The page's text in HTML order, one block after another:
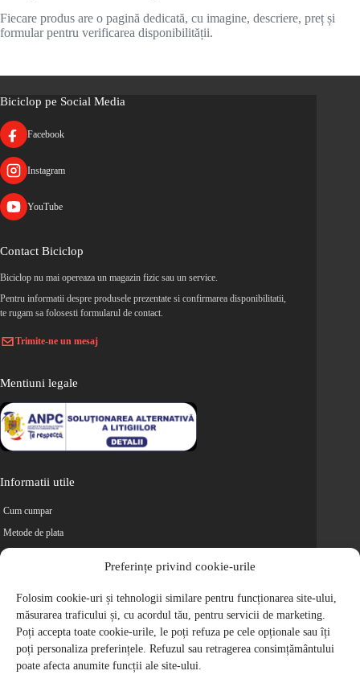
Preferințe privind cookie-urile
Folosim cookie-uri și tehnologii similare pentru funcționarea site-ului,
măsurarea traficului și, cu acordul tău, pentru servicii de marketing.
Poți accepta toate cookie-urile, le poți refuza pe cele opționale sau îți
poți personaliza preferințele. Refuzul sau retragerea consimțământului
poate afecta anumite funcții ale site-ului.
Fiecare produs are o pagină dedicată, cu imagine, descriere, preț și
formular pentru verificarea disponibilității.
Biciclop pe Social Media
Facebook
Instagram
YouTube
Contact Biciclop
Biciclop nu mai opereaza un magazin fizic sau un service.
Pentru informatii despre produsele prezentate si confirmarea disponibilitatii,
te rugam sa folosesti formularul de contact.
Trimite-ne un mesaj
Mentiuni legale
Informatii utile
Cum cumpar
Metode de plata
Retur
Cariere
Politica de Confidentialitate
Politica de cookie-uri